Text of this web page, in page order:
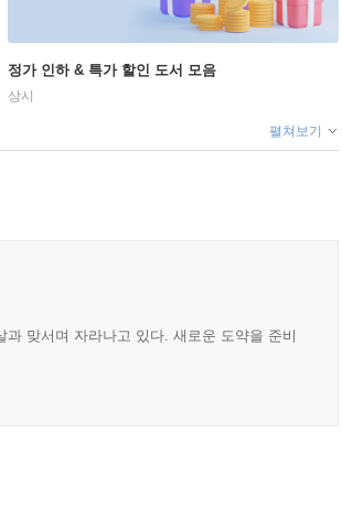
정가 인하 & 특가 할인 도서 모음
상시
펼쳐보기
맞서며 자라나고 있다. 새로운 도약을 준비